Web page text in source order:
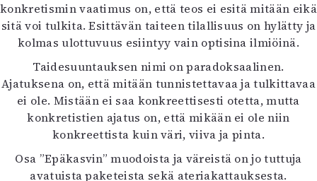
konkretismin vaatimus on, että teos ei esitä mitään eikä
sitä voi tulkita. Esittävän taiteen tilallisuus on hylätty ja
kolmas ulottuvuus esiintyy vain optisina ilmiöinä.
Taidesuuntauksen nimi on paradoksaalinen.
Ajatuksena on, että mitään tunnistettavaa ja tulkittavaa
ei ole. Mistään ei saa konkreettisesti otetta, mutta
konkretistien ajatus on, että mikään ei ole niin
konkreettista kuin väri, viiva ja pinta.
Osa ”Epäkasvin” muodoista ja väreistä on jo tuttuja
avatuista paketeista sekä ateriakattauksesta.